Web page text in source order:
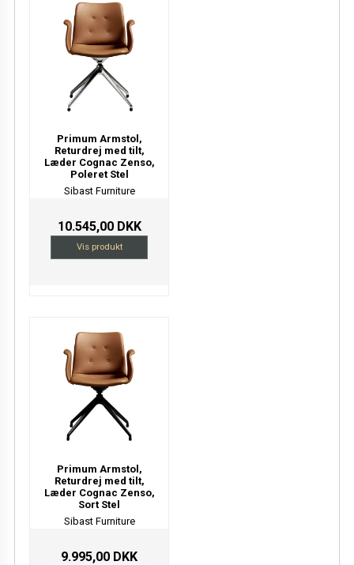
Primum Armstol,
Returdrej med tilt,
Læder Cognac Zenso,
Poleret Stel
Sibast Furniture
10.545,00 DKK
Vis produkt
Primum Armstol,
Returdrej med tilt,
Læder Cognac Zenso,
Sort Stel
Sibast Furniture
9.995,00 DKK